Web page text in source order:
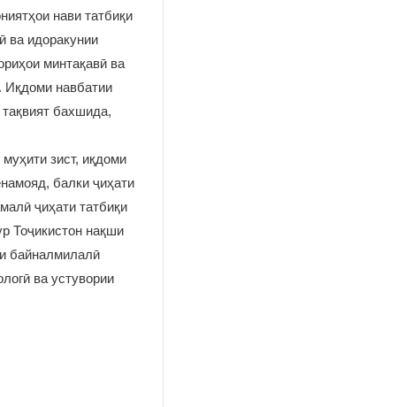
нави татбиқи
ва идоракунии
минтақавӣ ва
Иқдоми навбатии
бахшида,
зист, иқдоми
балки ҷиҳати
ҷиҳати татбиқи
Тоҷикистон нақши
байналмилалӣ
ва устувории